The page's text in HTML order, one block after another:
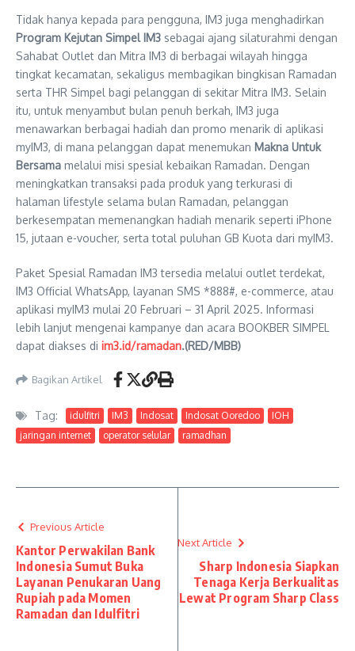
Tidak hanya kepada para pengguna, IM3 juga menghadirkan
Program Kejutan Simpel IM3 sebagai ajang silaturahmi dengan
Sahabat Outlet dan Mitra IM3 di berbagai wilayah hingga
tingkat kecamatan, sekaligus membagikan bingkisan Ramadan
serta THR Simpel bagi pelanggan di sekitar Mitra IM3. Selain
itu, untuk menyambut bulan penuh berkah, IM3 juga
menawarkan berbagai hadiah dan promo menarik di aplikasi
myIM3, di mana pelanggan dapat menemukan Makna Untuk
Bersama melalui misi spesial kebaikan Ramadan. Dengan
meningkatkan transaksi pada produk yang terkurasi di
halaman lifestyle selama bulan Ramadan, pelanggan
berkesempatan memenangkan hadiah menarik seperti iPhone
15, jutaan e-voucher, serta total puluhan GB Kuota dari myIM3.
Paket Spesial Ramadan IM3 tersedia melalui outlet terdekat,
IM3 Official WhatsApp, layanan SMS *888#, e-commerce, atau
aplikasi myIM3 mulai 20 Februari – 31 April 2025. Informasi
lebih lanjut mengenai kampanye dan acara BOOKBER SIMPEL
dapat diakses di im3.id/ramadan.(RED/MBB)
Bagikan Artikel
Tag: idulfitri IM3 Indosat Indosat Ooredoo
IOH
jaringan internet
operator selular ramadhan
Previous Article
Kantor Perwakilan Bank
Indonesia Sumut Buka
Layanan Penukaran Uang
Rupiah pada Momen
Ramadan dan Idulfitri
Next Article
Sharp Indonesia Siapkan
Tenaga Kerja Berkualitas
Lewat Program Sharp Class